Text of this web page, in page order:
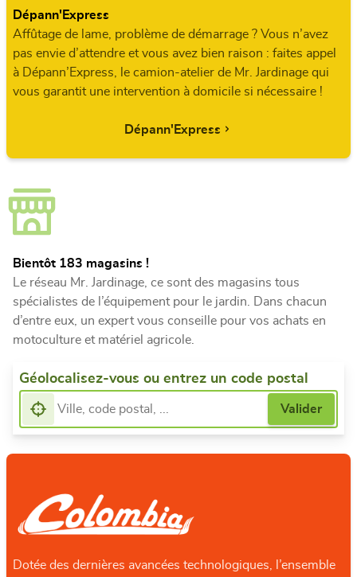
Dépann'Express
Affûtage de lame, problème de démarrage ? Vous n’avez
pas envie d’attendre et vous avez bien raison : faites appel
à Dépann’Express, le camion-atelier de Mr. Jardinage qui
vous garantit une intervention à domicile si nécessaire !
Dépann'Express
Bientôt 183 magasins !
Le réseau Mr. Jardinage, ce sont des magasins tous
spécialistes de l’équipement pour le jardin. Dans chacun
d’entre eux, un expert vous conseille pour vos achats en
motoculture et matériel agricole.
Géolocalisez-vous ou entrez un code postal
Dotée des dernières avancées technologiques, l’ensemble